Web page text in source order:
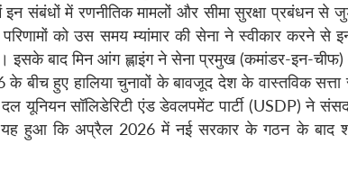
संबंधों में रणनीतिक मामलों और सीमा सुरक्षा प्रबंधन से
को उस समय म्यांमार की सेना ने स्वीकार करने से
इसके बाद मिन आंग ह्लाइंग ने सेना प्रमुख (कमांडर-इन-
बीच हुए हालिया चुनावों के बावजूद देश के वास्तविक
यूनियन सॉलिडेरिटी एंड डेवलपमेंट पार्टी (USDP) ने
हुआ कि अप्रैल 2026 में नई सरकार के गठन के बाद